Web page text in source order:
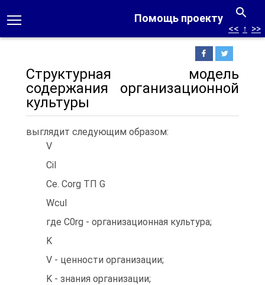
Помощь проекту
<< ↑ >>
Структурная модель
содержания организационной
культуры
выглядит следующим образом:
V
Cil
Ce. Соrg ТП G
Wcul
где С0rg - организационная культура;
K
V - ценности организации;
K - знания организации;